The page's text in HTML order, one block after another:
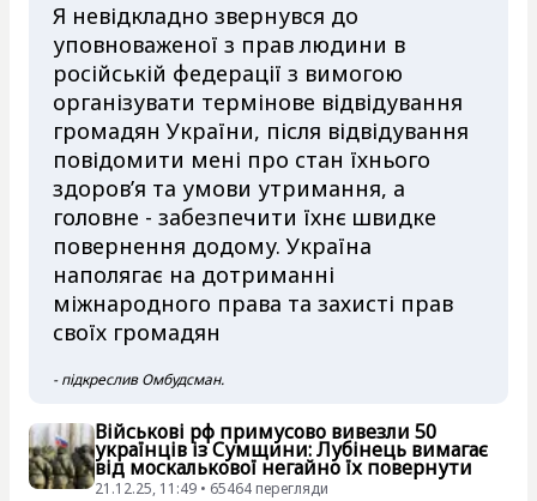
Я невідкладно звернувся до
уповноваженої з прав людини в
російській федерації з вимогою
організувати термінове відвідування
громадян України, після відвідування
повідомити мені про стан їхнього
здоров’я та умови утримання, а
головне - забезпечити їхнє швидке
повернення додому. Україна
наполягає на дотриманні
міжнародного права та захисті прав
своїх громадян
- підкреслив Омбудсман.
Військові рф примусово вивезли 50
українців із Сумщини: Лубінець вимагає
від москалькової негайно їх повернути
21.12.25, 11:49 • 65464 перегляди